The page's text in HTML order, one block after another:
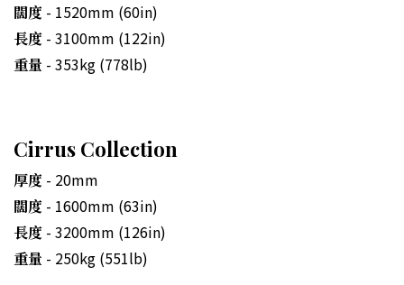
闊度 - 1520mm (60in)
長度 - 3100mm (122in)
重量 - 353kg (778lb)
Cirrus Collection
厚度 - 20mm
闊度 - 1600mm (63in)
長度 - 3200mm (126in)
重量 - 250kg (551lb)